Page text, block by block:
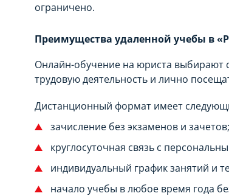
ограничено.
Преимущества удаленной учебы в
Онлайн-обучение на юриста выбирают
трудовую деятельность и лично
Дистанционный формат имеет
зачисление без экзаменов и зачетов;
круглосуточная связь с
индивидуальный график занятий и
начало учебы в любое время года